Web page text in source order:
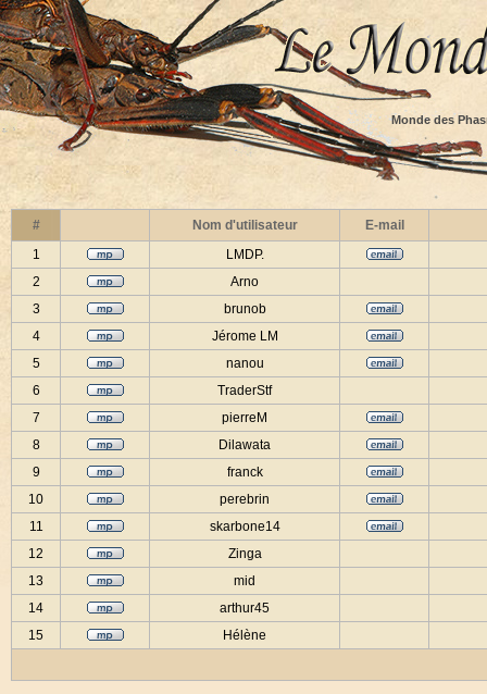
Monde des
# Nom d'utilisateur
E-mail
1
LMDP.
2
Arno
3
brunob
4
Jérome LM
5
nanou
6
TraderStf
7
pierreM
8
Dilawata
9
franck
10
perebrin
11
skarbone14
12
Zinga
13
mid
14
arthur45
15
Hélène